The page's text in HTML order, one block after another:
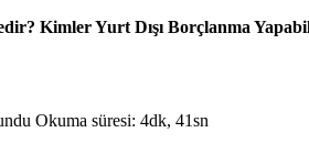
Kimler Yurt Dışı Borçlanma
Okuma süresi: 4dk, 41sn